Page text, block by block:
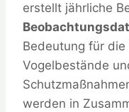
erstellt jährliche
Bedeutung für
Vogelbestände
werden in